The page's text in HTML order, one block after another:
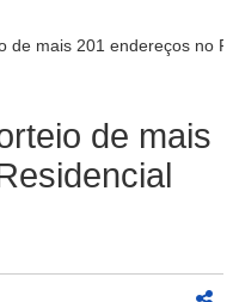
de mais 201 endereços no
de mais